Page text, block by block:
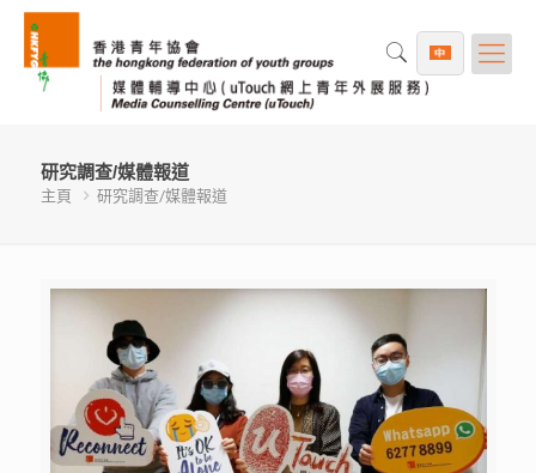
研究調查/媒體報道
主頁 研究調查/媒體報道